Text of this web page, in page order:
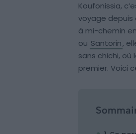
Koufonissia,
voyage depuis
à mi-chemin
ou Santorin,
sans chichi,
premier. Voici